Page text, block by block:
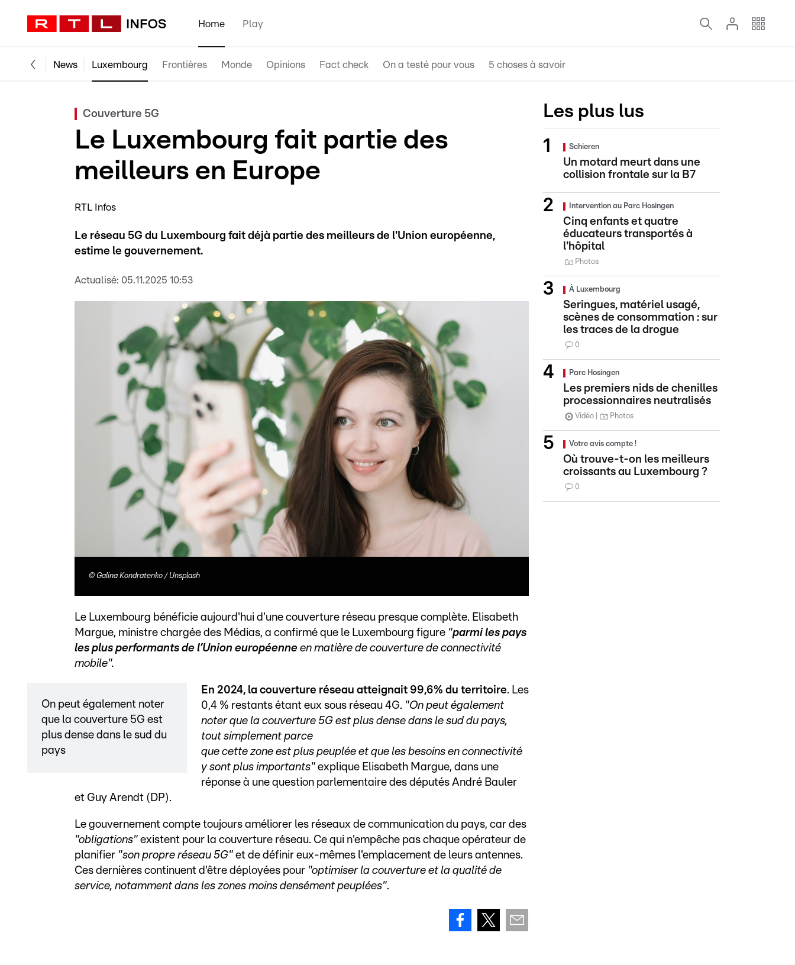
Home Play
News Luxembourg Frontières Monde Opinions Fact check On a testé pour vous 5 choses à savoir
Couverture 5G
Le Luxembourg fait partie des
meilleurs en Europe
RTL Infos
Le réseau 5G du Luxembourg fait déjà partie des meilleurs de l'Union européenne,
estime le gouvernement.
Actualisé: 05.11.2025 10:53
© Galina Kondratenko / Unsplash
Le Luxembourg bénéficie aujourd'hui d'une couverture réseau presque complète. Elisabeth
Margue, ministre chargée des Médias, a confirmé que le Luxembourg figure "parmi les pays
les plus performants de l’Union européenne en matière de couverture de connectivité
mobile".
On peut également noter
que la couverture 5G est
plus dense dans le sud du
pays
En 2024, la couverture réseau atteignait 99,6% du territoire. Les
0,4 % restants étant eux sous réseau 4G. "On peut également
noter que la couverture 5G est plus dense dans le sud du pays,
tout simplement parce
que cette zone est plus peuplée et que les besoins en connectivité
y sont plus importants" explique Elisabeth Margue, dans une
réponse à une question parlementaire des députés André Bauler
et Guy Arendt (DP).
Le gouvernement compte toujours améliorer les réseaux de communication du pays, car des
"obligations" existent pour la couverture réseau. Ce qui n'empêche pas chaque opérateur de
planifier "son propre réseau 5G" et de définir eux-mêmes l'emplacement de leurs antennes.
Ces dernières continuent d'être déployées pour "optimiser la couverture et la qualité de
service, notamment dans les zones moins densément peuplées".
Les plus lus
Schieren
Un motard meurt dans une
collision frontale sur la B7
Intervention au Parc Hosingen
Cinq enfants et quatre
éducateurs transportés à
l'hôpital
Photos
À Luxembourg
Seringues, matériel usagé,
scènes de consommation : sur
les traces de la drogue
0
Parc Hosingen
Les premiers nids de chenilles
processionnaires neutralisés
Vidéo Photos
Votre avis compte !
Où trouve-t-on les meilleurs
croissants au Luxembourg ?
0